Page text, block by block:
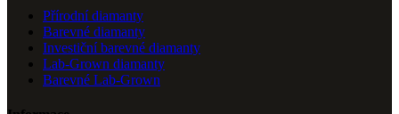
Přírodní diamanty
Barevné diamanty
Investiční barevné diamanty
Lab-Grown diamanty
Barevné Lab-Grown